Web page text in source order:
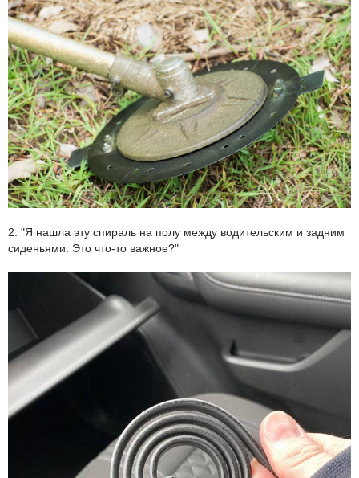
2. "Я нашла эту спираль на полу между водительским и задним
сиденьями. Это что-то важное?"